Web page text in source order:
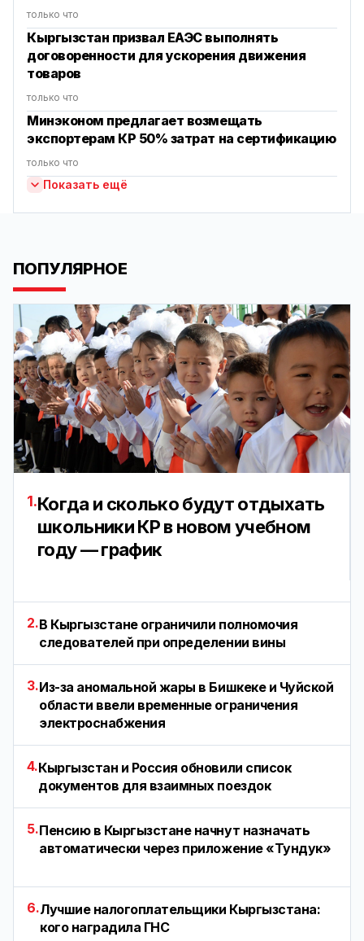
только что
Кыргызстан призвал ЕАЭС выполнять
договоренности для ускорения движения
товаров
только что
Минэконом предлагает возмещать
экспортерам КР 50% затрат на сертификацию
только что
Показать ещё
ПОПУЛЯРНОЕ
1.Когда и сколько будут отдыхать
школьники КР в новом учебном
году — график
2.В Кыргызстане ограничили полномочия
следователей при определении вины
3.Из-за аномальной жары в Бишкеке и Чуйской
области ввели временные ограничения
электроснабжения
4.Кыргызстан и Россия обновили список
документов для взаимных поездок
5.Пенсию в Кыргызстане начнут назначать
автоматически через приложение «Тундук»
6.Лучшие налогоплательщики Кыргызстана:
кого наградила ГНС